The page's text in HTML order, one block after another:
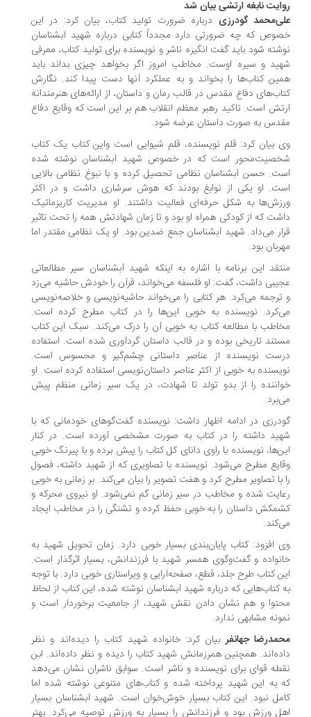
نابغه ارتشی‌ بیان شد
گودرزیدرباره ضرورت تولید کتاب، بیان کرد: در این
که چه ضرورتی دارد مجدداً کتابی درباره شهید آبشناسان
شود باید گفت انگیزه ناشر و نویسنده برای تولید کتاب، معرفی
و سیره اوست. مخاطب امروز اگر بخواهد چیزی بداند باید
کتاب‌ها را بخواند و به عملکرد آنها دست پیدا کند. نگارش
دفاع مقدس در قالب رمان و داستان، از ارائه‌های هنرمندانه
است. تاکید رهبر معظم انقلاب هم بر این است که وقایع دفاع
به صورت داستان عرضه شود.
بیان کرد: قلم نویسنده، قلم شیوایی است واین کتاب یک کتاب
است که در خصوص شهید آبشناسان نوشته شده
حسن آبشناسان نظامی تحصیل کرده و با نبوغ نظامی بالایی
او یکی از نوابغ بودند که هوش سرشاری داشت و در اکثر
به شکل حرفه‌ای فعالیت داشتند. او مدیریت کاریزماتیک
که از کودکی همراه او بود و تا زمان شهادتش همه را تحت تاثیر
می‌داد. شهید آبشناسان جمع ضدین بود. او یک نظامی مقتدر اما
بود.
این برنامه با اشاره به اینکه شهید آبشناسان سیر مطالعاتی
داشت، گفت: او فلسفه می‌خواند، قرآن را خودش حاشیه می‌زد
می‌کرد. هر کتابی را می‌خواند حاشیه‌نویسی و خلاصه‌نویسی
نویسنده به خوبی این‌ها را در کتاب مطرح کرده است.
با مطالعه کتاب به خوبی آن را درک می‌کند. سبک این کتاب
تاریخی بوده و در قالب داستان گردآوری شده است. استفاده
نویسنده از عناصر داستانی چشم‌گیر و محسوس است.
به خوبی از اکثر عناصر داستان‌نویسی استفاده کرده است. او
را از بدو تولد تا شهادت، در یک سیر زمانی منظم پیش
در ادامه اظهار داشت: نویسنده گفت‌گوهای خودمانی که با
داشته را در کتاب به صورت مشخصی آورده است. در کنار
نویسنده با راوی دانای کل کتاب را پیش برده و با پیرنگ خوبی
مطرح می‌شود. نویسنده با تصاویری که از شهید داشته، فصول
با تصاویر مطرح کرد و هفت تصویر را بیان می‌کند. بر زمانی به خوبی
شده و مخاطب در سیر زمانی گم نمی‌شود. او نیروی محرکه و
داستان را به خوبی حفظ کرده و تشنگی را در مخاطب ایجاد
افزود: کتاب پایان‌بندی بسیار خوبی دارد. زمان تحویل شهید به
و گفت‌وگوی همسر شهید با فرزندانش، بسیار اثرگذار است.
کتاب طرح جلد، قطع، صفحه‌آرایی و ویراستاری خوبی دارد. با توجه
کتاب‌هایی که درباره شهید آبشناسان نوشته شده، این کتاب از لحاظ
و هم نشان دادن نقش شهید، از جامعیت برخوردار است و
مشابهی ندارد.
جهانفر بیان کرد: خانواده شهید کتاب را دیده‌اند و نظر
همچنین همرزمانش شهید کتاب را دیده و نظر داده‌اند. ابن
قوای برای نویسنده و ناشر است. سوابق ناشران نشان می‌دهد
به این شهید پرداخته شده و کتاب‌های متنوعی نوشته شده اما
نبود. این کتاب بسیار خوش‌خوان است. شهید آبشناسان بسیار
ورزش بود و فرزندانش را بسیار به ورزش توصیه می‌کرد. بهتر